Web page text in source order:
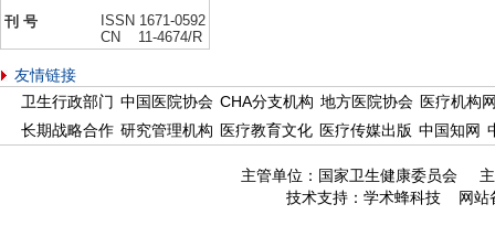
刊 号
ISSN 1671-0592
CN 11-4674/R
友情链接
卫生行政部门 中国医院协会 CHA分支机构 地方医院协会 医疗机构
长期战略合作 研究管理机构 医疗教育文化 医疗传媒出版 中国知网
主管单位：国家卫生健康委员会
技术支持：学术蜂科技 网站